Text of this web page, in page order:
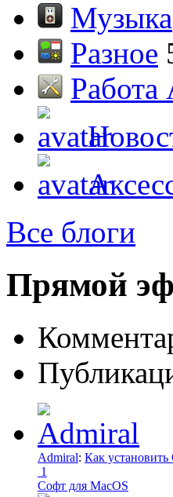
Музыка
Разное
Работа
Все блоги
Прямой
Admiral: Как установить
1
Софт для MacOS